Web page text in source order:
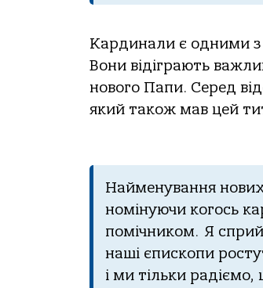
Кардинали є одними з
Вони відіграють
нового Папи. Серед
який також мав цей
Найменування нових
номінуючи когось
помічником. Я
наші єпископи
і ми тільки